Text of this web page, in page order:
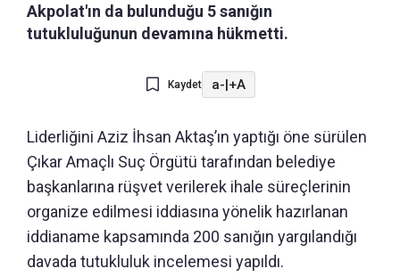
Akpolat'ın da bulunduğu 5 sanığın
tutukluluğunun devamına hükmetti.
Kaydet a-|+A
Liderliğini Aziz İhsan Aktaş’ın yaptığı öne sürülen
Çıkar Amaçlı Suç Örgütü tarafından belediye
başkanlarına rüşvet verilerek ihale süreçlerinin
organize edilmesi iddiasına yönelik hazırlanan
iddianame kapsamında 200 sanığın yargılandığı
davada tutukluluk incelemesi yapıldı.